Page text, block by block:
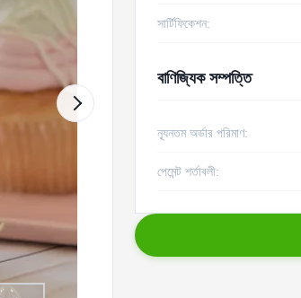
সার্টিফিকেশন:
বাণিজ্যিক সম্পত্তি
ন্যূনতম অর্ডার পরিমাণ:
পেমেন্ট শর্তাবলী: